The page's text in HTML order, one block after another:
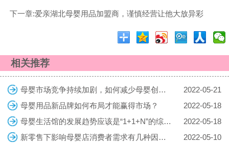
下一章:爱亲湖北母婴用品加盟商，谨慎经营让他大放异彩
相关推荐
母婴市场竞争持续加剧，如何减少母婴创业的风险
2022-05-21
母婴用品新品牌如何布局才能赢得市场？
2022-05-18
母婴生活馆的发展趋势应该是“1+1+N”的综合体
2022-05-18
新零售下影响母婴店消费者需求有几种因素？
2022-05-10